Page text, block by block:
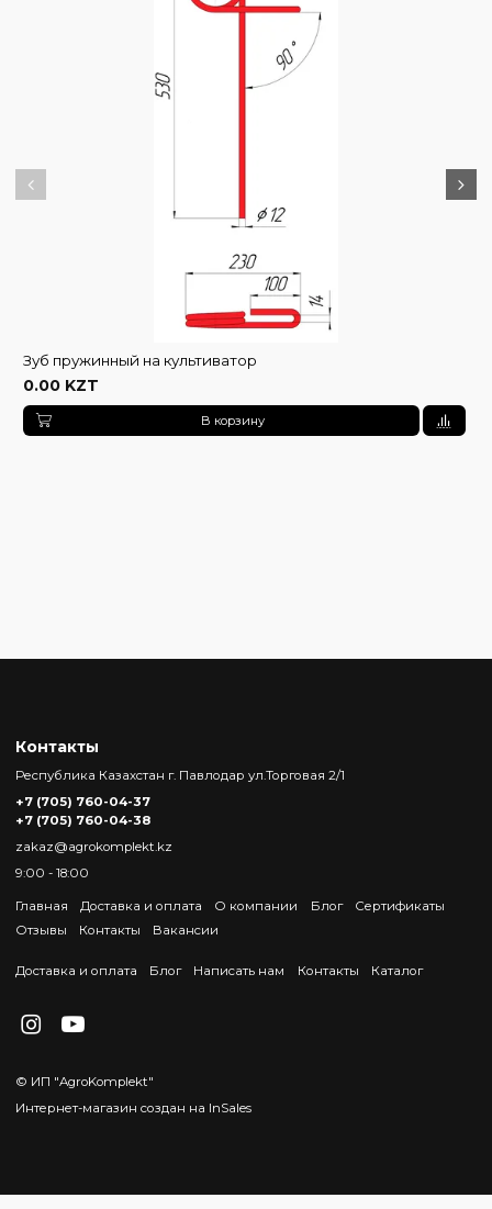
Зуб пружинный на культиватор
0.00 KZT
В корзину
Главная Доставка и оплата О компании Блог
Сертификаты
Отзывы
Контакты Вакансии
Доставка и оплата Блог Написать нам Контакты Каталог
Контакты
Республика Казахстан г. Павлодар ул.Торговая 2/1
+7 (705) 760-04-37
+7 (705) 760-04-38
zakaz@agrokomplekt.kz
9:00 - 18:00
© ИП "AgroKomplekt"
Интернет-магазин создан на InSales